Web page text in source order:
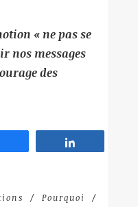
« ne pas se
nos messages
des
Pourquoi